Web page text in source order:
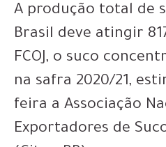
A produção total de
Brasil deve atingir
FCOJ, o suco
na safra 2020/21,
feira a Associação
Exportadores de